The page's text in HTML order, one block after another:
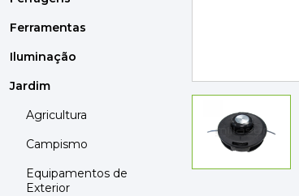
MOBILIÁRIO
PAVIMENTOS E REVESTIMENTOS
DYRUP
Ferramentas
Iluminação
Jardim
Agricultura
Campismo
Equipamentos de
Exterior